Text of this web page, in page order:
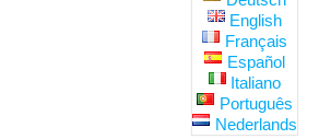
English
Français
Español
Italiano
Português
Nederlands